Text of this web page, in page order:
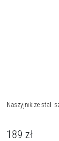
Naszyjnik ze stali
189 zł